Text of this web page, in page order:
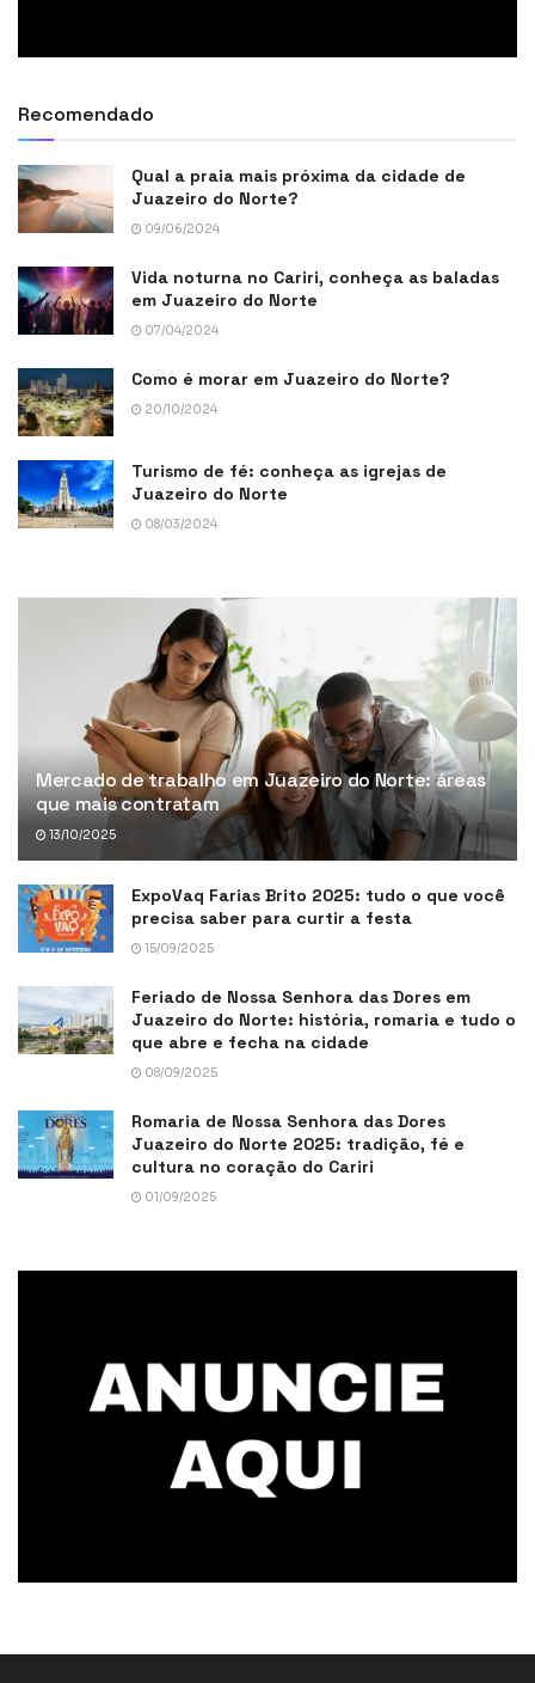
Recomendado
Qual a praia mais próxima da cidade de
Juazeiro do Norte?
09/06/2024
Vida noturna no Cariri, conheça as baladas
em Juazeiro do Norte
07/04/2024
Como é morar em Juazeiro do Norte?
20/10/2024
Turismo de fé: conheça as igrejas de
Juazeiro do Norte
08/03/2024
Mercado de trabalho em Juazeiro do Norte: áreas
que mais contratam
13/10/2025
ExpoVaq Farias Brito 2025: tudo o que você
precisa saber para curtir a festa
15/09/2025
Feriado de Nossa Senhora das Dores em
Juazeiro do Norte: história, romaria e tudo o
que abre e fecha na cidade
08/09/2025
Romaria de Nossa Senhora das Dores
Juazeiro do Norte 2025: tradição, fé e
cultura no coração do Cariri
01/09/2025